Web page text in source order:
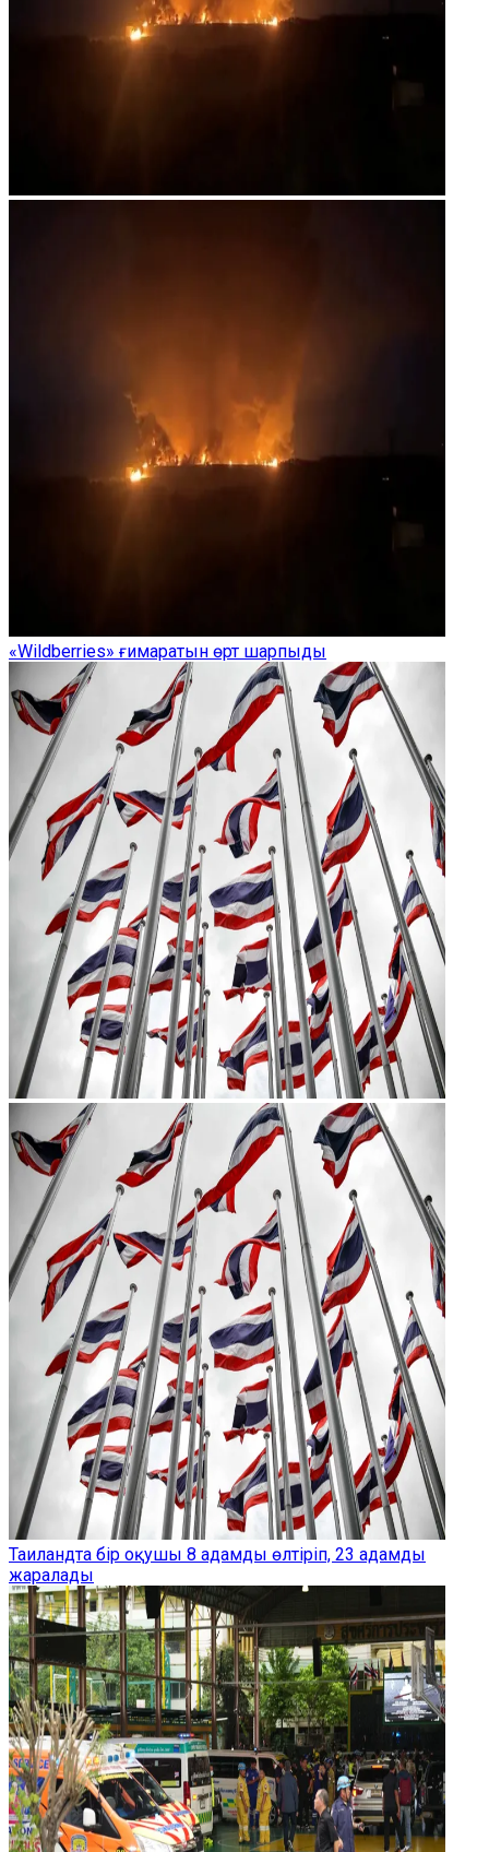
«Wildberries» ғимаратын өрт шарпыды
Таиландта бір оқушы 8 адамды өлтіріп, 23 адамды
жаралады